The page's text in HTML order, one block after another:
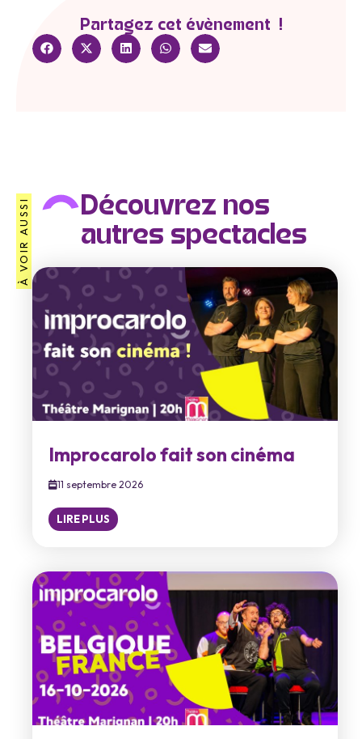
Partagez cet évènement !
À VOIR AUSSI
Découvrez nos
autres spectacles
Improcarolo fait son cinéma
11 septembre 2026
LIRE PLUS